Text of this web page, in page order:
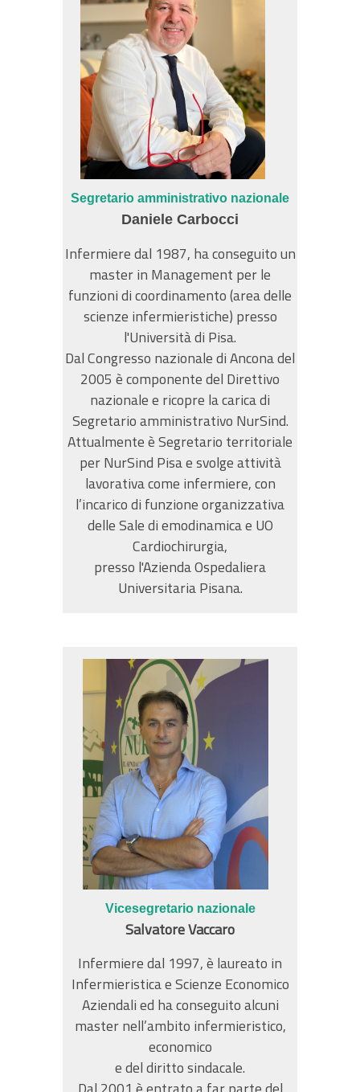
Segretario amministrativo nazionale
Daniele Carbocci
Infermiere dal 1987, ha conseguito un
master in Management per le
funzioni di coordinamento (area delle
scienze infermieristiche) presso
l'Università di Pisa.
Dal Congresso nazionale di Ancona del
2005 è componente del Direttivo
nazionale e ricopre la carica di
Segretario amministrativo NurSind.
Attualmente è Segretario territoriale
per NurSind Pisa e svolge attività
lavorativa come infermiere, con
l’incarico di funzione organizzativa
delle Sale di emodinamica e UO
Cardiochirurgia,
presso l'Azienda Ospedaliera
Universitaria Pisana.
Vicesegretario nazionale
Salvatore Vaccaro
Infermiere dal 1997, è laureato in
Infermieristica e Scienze Economico
Aziendali ed ha conseguito alcuni
master nell’ambito infermieristico,
economico
e del diritto sindacale.